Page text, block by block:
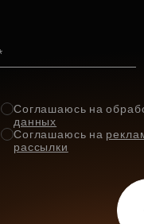
Соглашаюсь на
данных
Соглашаюсь на
рассылки